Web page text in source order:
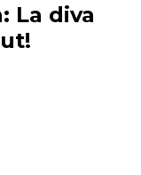
La diva